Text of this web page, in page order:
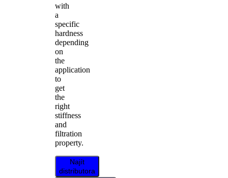
with
a
specific
hardness
depending
on
the
application
to
get
the
right
stiffness
and
filtration
property.
Najít
distributora